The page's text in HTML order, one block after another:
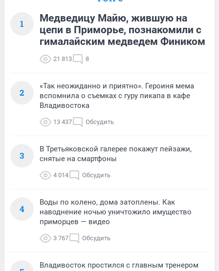
1
Медведицу Майю, жившую на
цепи в Приморье, познакомили с
гималайским медведем Фиником
21 813 8
2
«Так неожиданно и приятно». Героиня мема
вспомнила о съемках с гуру пикапа в кафе
Владивостока
13 437 Обсудить
3
В Третьяковской галерее покажут пейзажи,
снятые на смартфоны
4 014 Обсудить
4
Воды по колено, дома затоплены. Как
наводнение ночью уничтожило имущество
приморцев — видео
3 767 Обсудить
Владивосток простился с главным тренером